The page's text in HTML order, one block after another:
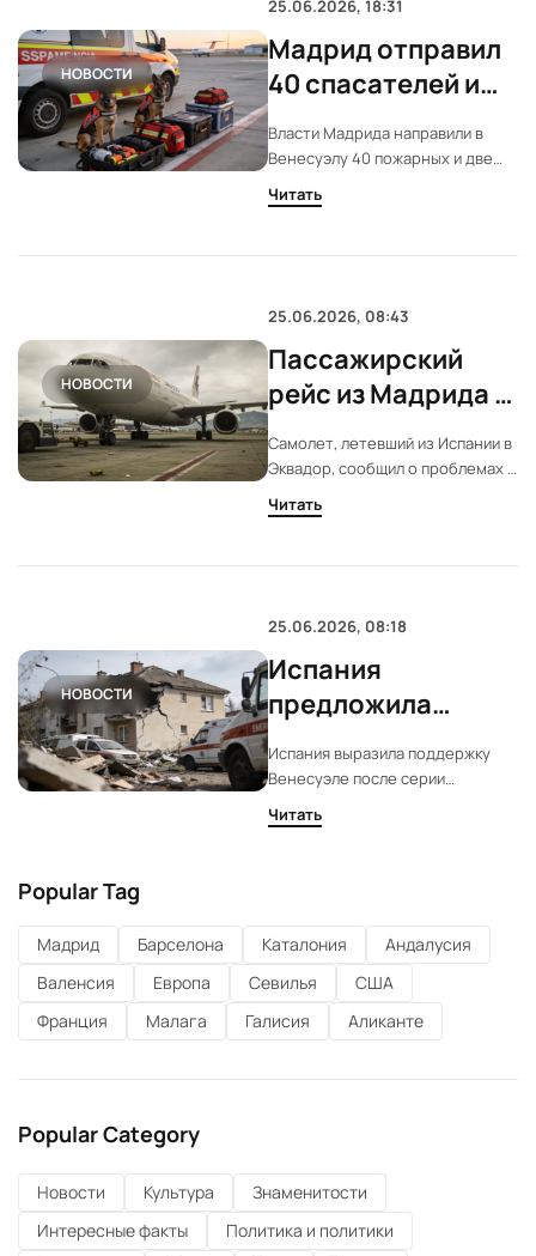
НОВОСТИ
25.06.2026, 18:31
Мадрид отправил
40 спасателей и
собак-ищейк в
Венесуэлу после
землетрясения
Власти Мадрида направили в
Венесуэлу 40 пожарных и две
поисковые собаки. Группа
ERICAM вылетела после
работе на месте.
Читать
НОВОСТИ
25.06.2026, 08:43
Пассажирский
рейс из Мадрида в
Эквадор
столкнулся с
потерей связи над
Самолет, летевший из Испании в
Эквадор, сообщил о проблемах с
радиосвязью над Венесуэлой.
Экипаж продолжил полет, связь
землетрясения.
Читать
НОВОСТИ
25.06.2026, 08:18
Испания
предложила
Венесуэле
экстренную
помощь после
Испания выразила поддержку
Венесуэле после серии
землетрясений с десятками
жертв. Мадрид предложил
Читать
Popular Tag
Мадрид Барселона Каталония
Андалусия
Валенсия
Европа Севилья
США
Франция
Малага Галисия Аликанте
Popular Category
Новости Культура
Знаменитости
Интересные факты
Политика и политики